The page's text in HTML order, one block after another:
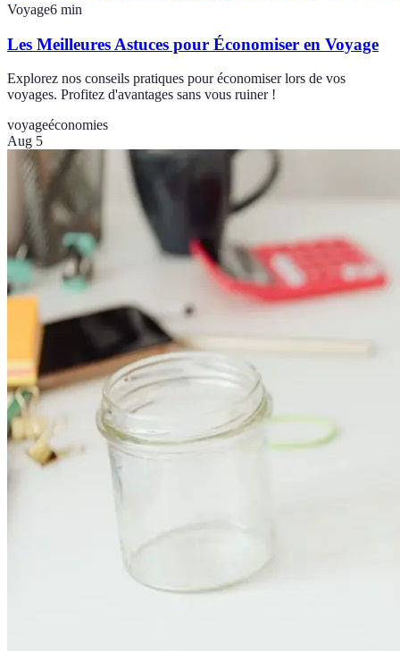
Voyage6 min
Les Meilleures Astuces pour Économiser en Voyage
Explorez nos conseils pratiques pour économiser lors de vos
voyages. Profitez d'avantages sans vous ruiner !
voyageéconomies
Aug 5